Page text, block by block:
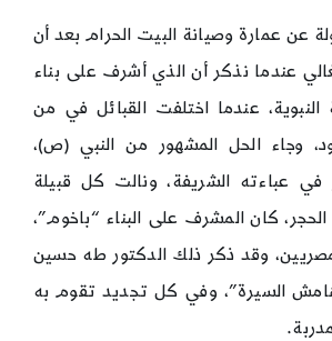
عن عمارة وصيانة البيت الحرام بعد أن
عندما نذكر أن الذي أشرف على بناء
النبوية، عندما اختلفت القبائل في من
وجاء الحل المشهور من النبي (ص)،
في عباءته الشريفة، ونالت كل قبيلة
كان المشرف على البناء “باخوم”،
وقد ذكر ذلك الدكتور طه حسين
السيرة”، وفي كل تجديد تقوم به